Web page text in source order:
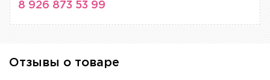
8 926 873 53 99
Отзывы о товаре